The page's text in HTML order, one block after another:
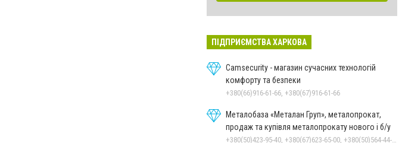
ПІДПРИЄМСТВА ХАРКОВА
Camsecurity - магазин сучасних технологій
комфорту та безпеки
+380(66)916-61-66, +380(67)916-61-66
Металобаза «Металан Груп», металопрокат,
продаж та купівля металопрокату нового і б/у